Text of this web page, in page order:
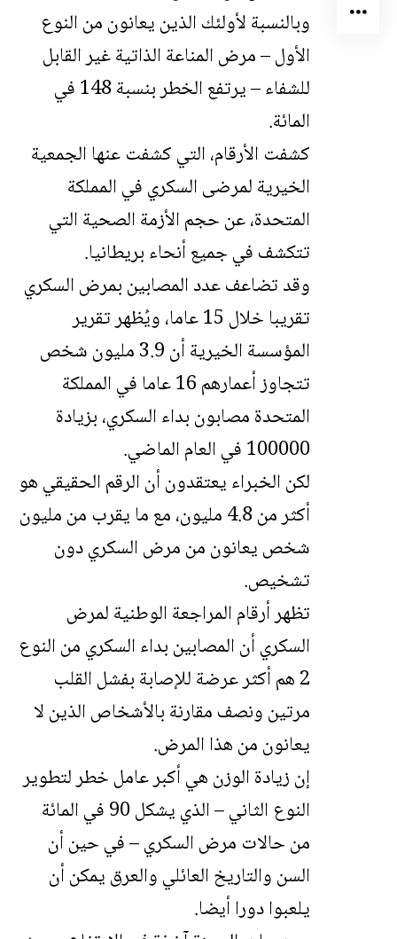
وبالنسبة لأولئك الذين يعانون من النوع
الأول – مرض المناعة الذاتية غير القابل
للشفاء – يرتفع الخطر بنسبة 148 في
المائة.
كشفت الأرقام، التي كشفت عنها الجمعية
الخيرية لمرضى السكري في المملكة
المتحدة، عن حجم الأزمة الصحية التي
تتكشف في جميع أنحاء بريطانيا.
وقد تضاعف عدد المصابين بمرض السكري
تقريبا خلال 15 عاما، ويُظهر تقرير
المؤسسة الخيرية أن 3.9 مليون شخص
تتجاوز أعمارهم 16 عاما في المملكة
المتحدة مصابون بداء السكري، بزيادة
100000 في العام الماضي.
لكن الخبراء يعتقدون أن الرقم الحقيقي هو
أكثر من 4.8 مليون، مع ما يقرب من مليون
شخص يعانون من مرض السكري دون
تشخيص.
تظهر أرقام المراجعة الوطنية لمرض
السكري أن المصابين بداء السكري من النوع
2 هم أكثر عرضة للإصابة بفشل القلب
مرتين ونصف مقارنة بالأشخاص الذين لا
يعانون من هذا المرض.
إن زيادة الوزن هي أكبر عامل خطر لتطوير
النوع الثاني – الذي يشكل 90 في المائة
من حالات مرض السكري – في حين أن
السن والتاريخ العائلي والعرق يمكن أن
يلعبوا دورا أيضا.